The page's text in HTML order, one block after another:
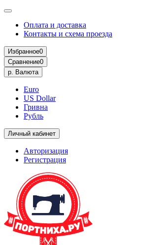
Оплата и доставка
Контакты и схема проезда
Избранное0
Сравнение0
р. Валюта
Euro
US Dollar
Гривна
Рубль
Личный кабинет
Авторизация
Регистрация